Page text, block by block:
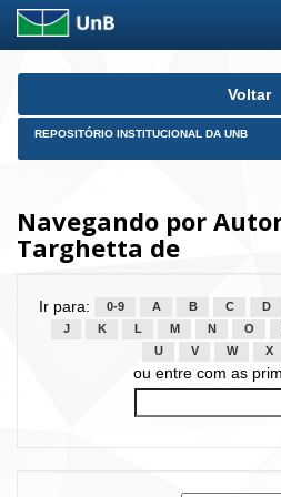
Skip
Voltar
REPOSITÓRIO INSTITUCIONAL DA UNB
Navegando por
Targhetta de
Ir para: 0-9 A B C D
J
K L M N O
U
V W X
ou entre com as